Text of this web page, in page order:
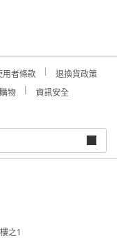
者條款
退換貨政策
物
資訊安全
之1